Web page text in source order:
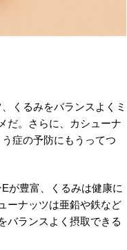
くるみをバランスよくミ
だ。さらに、カシューナ
症の予防にもうってつ
が豊富、くるみは健康に
ーナッツは亜鉛や鉄など
バランスよく摂取できる